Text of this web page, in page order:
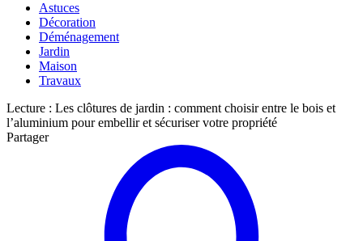
Astuces
Décoration
Déménagement
Jardin
Maison
Travaux
Lecture : Les clôtures de jardin : comment choisir entre le bois et
l’aluminium pour embellir et sécuriser votre propriété
Partager